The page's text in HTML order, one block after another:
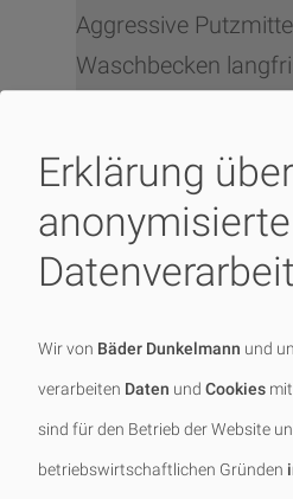
Aggressive
Waschbecken
Erklärung über
anonymisierte
Wir von Bäder Dunkelmann und
verarbeiten Daten und Cookies
sind für den Betrieb der Website
betriebswirtschaftlichen Gründen